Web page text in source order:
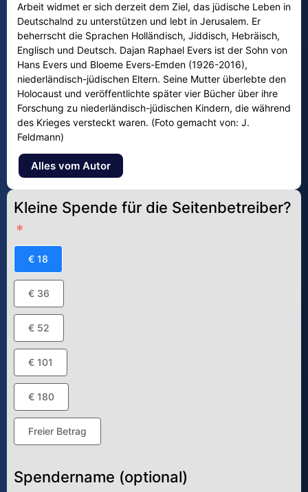
Arbeit widmet er sich derzeit dem Ziel, das jüdische Leben in
Deutschalnd zu unterstützen und lebt in Jerusalem. Er
beherrscht die Sprachen Holländisch, Jiddisch, Hebräisch,
Englisch und Deutsch. Dajan Raphael Evers ist der Sohn von
Hans Evers und Bloeme Evers-Emden (1926-2016),
niederländisch-jüdischen Eltern. Seine Mutter überlebte den
Holocaust und veröffentlichte später vier Bücher über ihre
Forschung zu niederländisch-jüdischen Kindern, die während
des Krieges versteckt waren. (Foto gemacht von: J.
Feldmann)
Alles vom Autor
Kleine Spende für die Seitenbetreiber?
€ 18
€ 36
€ 52
€ 101
€ 180
Freier Betrag
Spendername (optional)